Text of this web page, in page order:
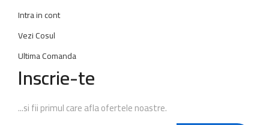
Intra in cont
Vezi Cosul
Ultima Comanda
Inscrie-te
...si fii primul care afla ofertele noastre.